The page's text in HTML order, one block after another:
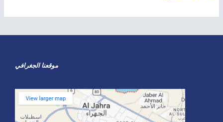
موقعنا الجغرافي